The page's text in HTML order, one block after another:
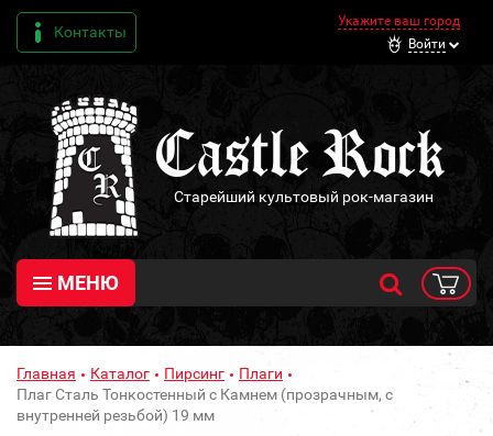
Контакты
Укажите ваш город
Войти
Старейший культовый рок-магазин
МЕНЮ
Главная Каталог Пирсинг
Плаги
Плаг Сталь Тонкостенный с Камнем (прозрачным, с
внутренней резьбой) 19 мм